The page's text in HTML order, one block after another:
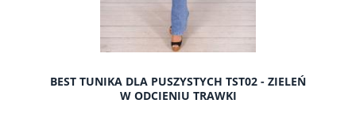
BEST TUNIKA DLA PUSZYSTYCH TST02 - ZIELEŃ
W ODCIENIU TRAWKI